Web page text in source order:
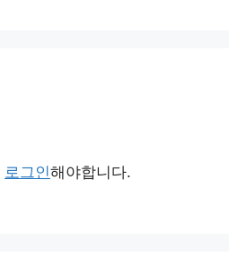
로그인해야합니다.